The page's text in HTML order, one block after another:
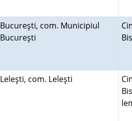
Bucureşti, com. Municipiul
Bucureşti
Leleşti, com. Leleşti